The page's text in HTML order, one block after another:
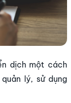
dịch một cách
lý, sử dụng